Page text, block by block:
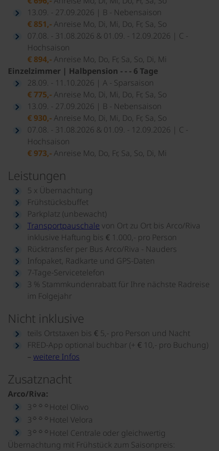
13.09. - 27.09.2026 | B - Nebensaison
€ 851,-Anreise Mo, Di, Mi, Do, Fr, Sa, So
07.08. - 31.08.2026 & 01.09. - 12.09.2026 | C -
Hochsaison
€ 894,-Anreise Mo, Do, Fr, Sa, So, Di, Mi
Einzelzimmer | Halbpension - - - 6 Tage
28.09. - 11.10.2026 | A - Sparsaison
€ 775,-Anreise Mo, Di, Mi, Do, Fr, Sa, So
13.09. - 27.09.2026 | B - Nebensaison
€ 930,-Anreise Mo, Di, Mi, Do, Fr, Sa, So
07.08. - 31.08.2026 & 01.09. - 12.09.2026 | C -
Hochsaison
€ 973,-Anreise Mo, Do, Fr, Sa, So, Di, Mi
Leistungen
5 x Übernachtung
Frühstücksbuffet
Parkplatz (unbewacht)
Transportpauschale von Ort zu Ort bis Arco/Riva
inklusive Haftung bis € 1.000,- pro Person
Rücktransfer per Bus Arco/Riva - Nauders
Infopaket, Radkarte und GPS-Daten
7-Tage-Servicetelefon
3 % Stammkundenrabatt für Ihre nächste Radreise
im Folgejahr
Nicht inklusive
teils Ortstaxen bis € 5,- pro Person und Nacht
FRED-App optional buchbar (+ € 10,- pro Buchung)
– weitere Infos
Zusatznacht
Arco/Riva:
3☼☼☼ Hotel Olivo
3☼☼☼ Hotel Velora
3☼☼☼ Hotel Centrale oder gleichwertig
Übernachtung mit Frühstück zum Saisonpreis: